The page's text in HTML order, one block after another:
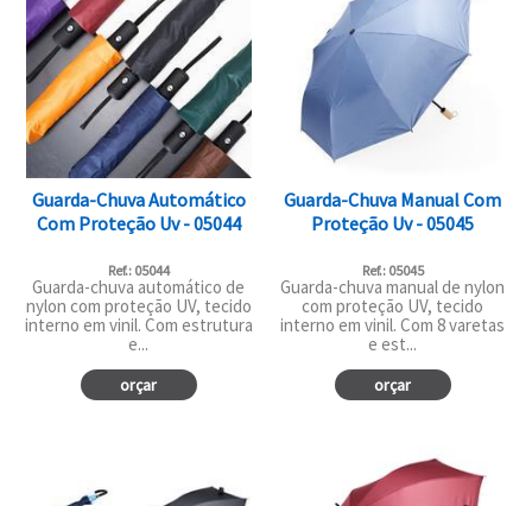
Guarda-Chuva Automático
Com Proteção Uv - 05044
Ref.: 05044
Guarda-chuva automático de
nylon com proteção UV, tecido
interno em vinil. Com estrutura
e...
orçar
Guarda-Chuva Manual Com
Proteção Uv - 05045
Ref.: 05045
Guarda-chuva manual de nylon
com proteção UV, tecido
interno em vinil. Com 8 varetas
e est...
orçar